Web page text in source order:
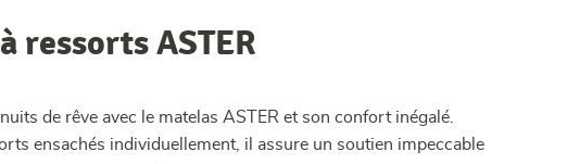
ressorts ASTER
de rêve avec le matelas ASTER et son confort inégalé.
ensachés individuellement, il assure un soutien impeccable